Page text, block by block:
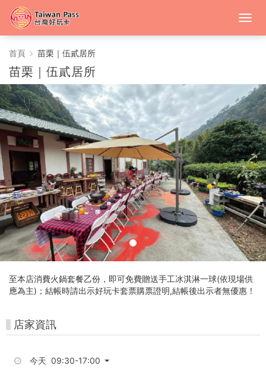
苗
栗
｜
伍
貳
居
所
-
中
台
灣
好
玩
卡
首頁 苗栗｜伍貳居所
苗栗｜伍貳居所
至本店消費火鍋套餐乙份，即可免費贈送手工冰淇淋一球(依現場供
應為主)；結帳時請出示好玩卡套票購票證明,結帳後出示者無優惠！
店家資訊
今天 09:30-17:00